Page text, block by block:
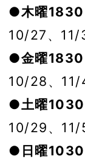
●木曜1830
10/27、11/
●金曜1830
10/28、11/
●土曜1030
10/29、11/
●日曜1030